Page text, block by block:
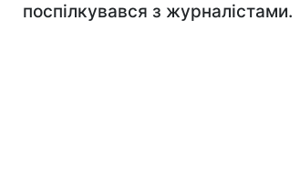
поспілкувався з журналістами.